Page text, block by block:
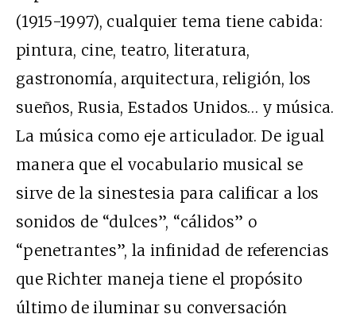
(1915-1997), cualquier tema tiene cabida:
pintura, cine, teatro, literatura,
gastronomía, arquitectura, religión, los
sueños, Rusia, Estados Unidos… y música.
La música como eje articulador. De igual
manera que el vocabulario musical se
sirve de la sinestesia para calificar a los
sonidos de “dulces”, “cálidos” o
“penetrantes”, la infinidad de referencias
que Richter maneja tiene el propósito
último de iluminar su conversación